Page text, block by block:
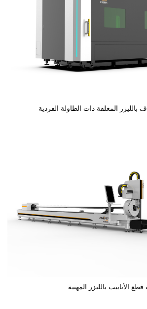
بالليزر المغلقة ذات الطاولة الفردية
قطع الأنابيب بالليزر المهنية